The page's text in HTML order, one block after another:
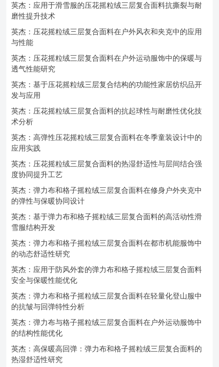
英杰：应用于滑雪服的压花摇粒绒三层复合面料抗撕裂与耐
磨性提升技术
英杰：压花摇粒绒三层复合面料在户外风衣和夹克中的应用
与性能
英杰：压花摇粒绒三层复合面料在户外运动服饰中的保暖与
透气性能研究
英杰：基于压花摇粒绒三层复合结构的功能性家居纺织品开
发与应用
英杰：压花摇粒绒三层复合面料的抗起球性与耐磨性优化技
术分析
英杰：高弹性压花摇粒绒三层复合面料在冬季童装设计中的
应用实践
英杰：压花摇粒绒三层复合面料的热湿舒适性与层间结合强
度协同提升工艺
英杰：弹力布和格子摇粒绒三层复合面料在修身户外夹克中
的弹性与保暖协同设计
英杰：基于弹力布和格子摇粒绒三层复合面料的高活动性滑
雪服结构开发
英杰：弹力布和格子摇粒绒三层复合面料在都市机能服饰中
的动态舒适性研究
英杰：应用于防风外套的弹力布和格子摇粒绒三层复合面料
安全与保暖性能优化
英杰：弹力布和格子摇粒绒三层复合面料在轻量化登山服中
的抗皱与回弹特性分析
英杰：弹力布与格子摇粒绒三层复合面料在户外运动服饰中
的结构性能优化
英杰：高保暖高回弹：弹力布和格子摇粒绒三层复合面料的
热湿舒适性研究